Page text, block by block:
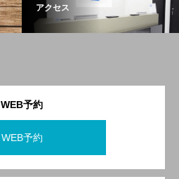
アクセス
WEB予約
WEB予約